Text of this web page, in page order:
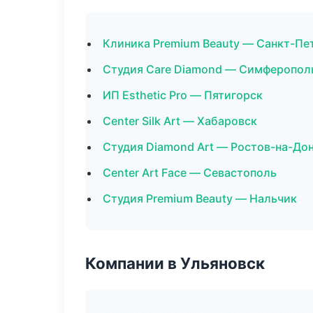
Клиника Premium Beauty — Санкт-
Студия Care Diamond —
ИП Esthetic Pro — Пятигорск
Center Silk Art — Хабаровск
Студия Diamond Art — Ростов-на-
Center Art Face — Севастополь
Студия Premium Beauty — Нальчик
Компании в Ульяновск